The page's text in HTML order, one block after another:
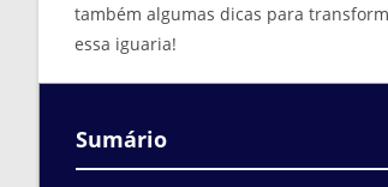
também algumas dicas para
essa iguaria!
Sumário